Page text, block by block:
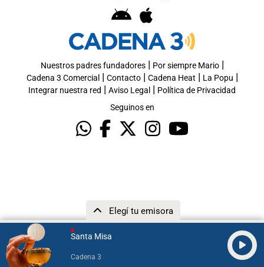
Santa Misa
Cadena 3
Elegí tu emisora
Nuestros padres fundadores| Por siempre Mario|
Cadena 3 Comercial | Contacto| Cadena Heat | La Popu |
Integrar nuestra red | Aviso Legal | Política de Privacidad
Seguinos en